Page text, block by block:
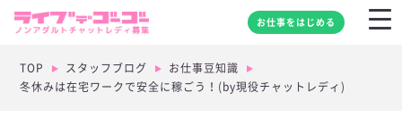
お仕事をはじめる
TOP スタッフブログ
お仕事豆知識
冬休みは在宅ワークで安全に稼ごう！(by現役チャットレディ)